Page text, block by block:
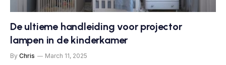
De ultieme handleiding voor projector
lampen in de kinderkamer
By Chris March 11, 2025